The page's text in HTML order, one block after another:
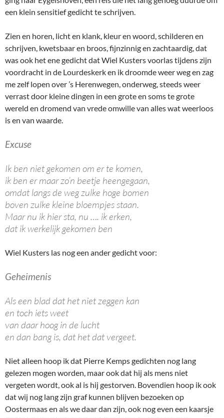
een klein sensitief gedicht te schrijven.
Zien en horen, licht en klank, kleur en woord, schilderen en
schrijven, kwetsbaar en broos, fijnzinnig en zachtaardig, dat
was ook het ene gedicht dat Wiel Kusters voorlas tijdens zijn
voordracht in de Lourdeskerk en ik droomde weer weg en zag
me zelf lopen over ’s Herenwegen, onderweg, steeds weer
verrast door kleine dingen in een grote en soms te grote
wereld en dromend van vrede omwille van alles wat weerloos
is en van waarde.
Excuse
Ik ben niet gekomen om er te komen,
ik ben er maar zo’n beetje heengegaan,
omdat langs de weg zulke hoge bomen
boven zulke kleine bloempjes staan.
Maar nu ik hier sta, nu …. ik erken,
dat ik werkelijk gekomen ben
Wiel Kusters las nog een ander gedicht voor:
Geheimenis
Als een blad dat het niet zeggen kan
en toch iets weet
van daar hoog in de lucht
en dan bang is, dat het dat vergeet.
Niet alleen hoop ik dat Pierre Kemps gedichten nog lang
gelezen mogen worden, maar ook dat hij als mens niet
vergeten wordt, ook al is hij gestorven. Bovendien hoop ik ook
dat wij nog lang zijn graf kunnen blijven bezoeken op
Oostermaas en als we daar dan zijn, ook nog even een kaarsje